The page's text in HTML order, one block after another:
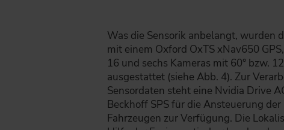
Was die Sensorik anbelangt, wurden
mit einem Oxford OxTS xNav650
16 und sechs Kameras mit 60° bzw.
ausgestattet (siehe Abb. 4). Zur
Sensordaten steht eine Nvidia Drive
Beckhoff SPS für die Ansteuerung
Fahrzeugen zur Verfügung. Die